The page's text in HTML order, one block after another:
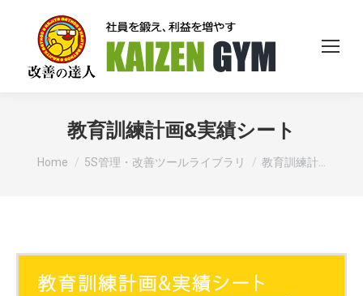
教育訓練計画&実績シート
You are here:
Home 5S管理・改善ツールライブラリ 教育訓練計…